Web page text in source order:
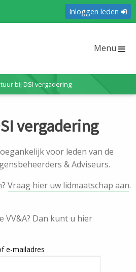
Inloggen leden
Menu
bij DSI vergadering
vergadering
voor leden van de
& Adviseurs.
Vraag hier uw lidmaatschap aan.
VV&A? Dan kunt u hier
e-mailadres